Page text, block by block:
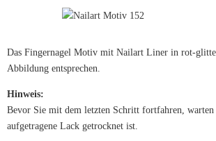
Das Fingernagel Motiv mit Nailart Liner in rot-
Abbildung entsprechen.
Hinweis:
Bevor Sie mit dem letzten Schritt fortfahren, warten
aufgetragene Lack getrocknet ist.